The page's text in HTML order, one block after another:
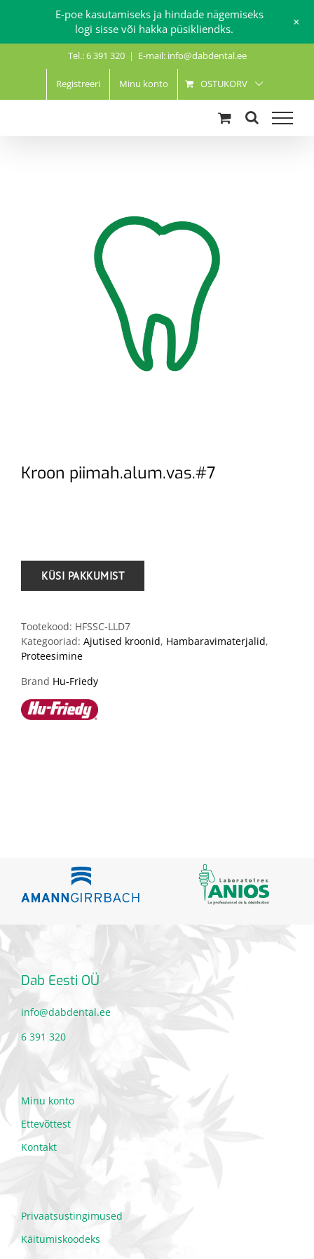
Tel.: 6 391 320 | E-mail: info@dabdental.ee
Registreeri Minu konto OSTUKORV
Kroon piimah.alum.vas.#7
Tootekood: HFSSC-LLD7
Kategooriad: Ajutised kroonid, Hambaravimaterjalid,
Proteesimine
Brand Hu-Friedy
Dab Eesti OÜ
info@dabdental.ee
6 391 320
Minu konto
Ettevõttest
Kontakt
Privaatsustingimused
Käitumiskoodeks
E-poe kasutamiseks ja hindade nägemiseks
logi sisse või hakka püsikliendks.
+